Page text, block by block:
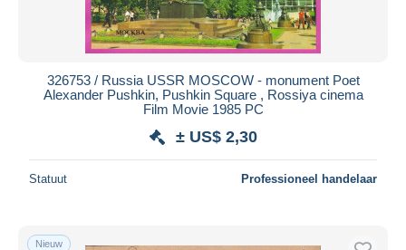
326753 / Russia USSR MOSCOW - monument Poet
Alexander Pushkin, Pushkin Square , Rossiya cinema
Film Movie 1985 PC
± US$ 2,30
Statuut Professioneel handelaar
Nieuw